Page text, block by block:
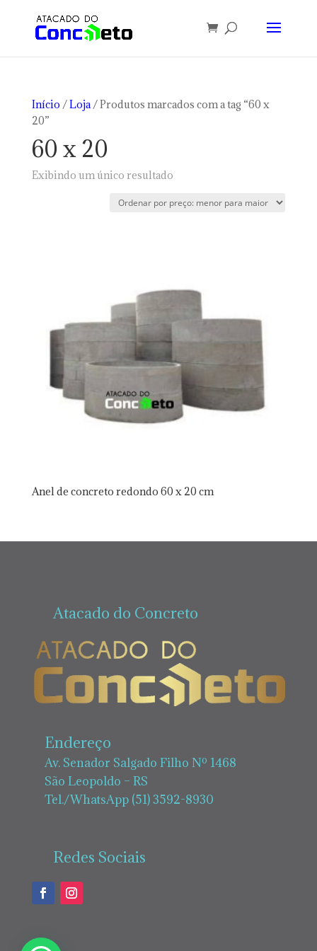
Início /Loja/ Produtos marcados com a tag “60 x
20”
60 x 20
Exibindo um único resultado
Anel de concreto redondo 60 x 20 cm
Atacado do Concreto
Endereço
Av. Senador Salgado Filho Nº 1468
São Leopoldo – RS
Tel./WhatsApp (51) 3592-8930
Redes Sociais